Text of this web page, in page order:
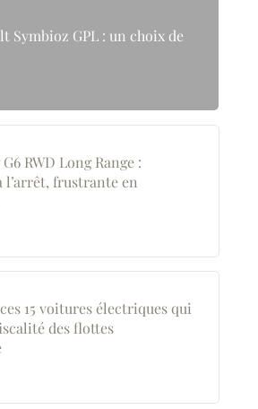
Symbioz GPL : un choix de
RWD Long Range :
l’arrêt, frustrante en
15 voitures électriques qui
des flottes